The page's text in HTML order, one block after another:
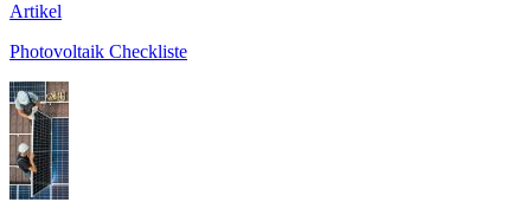
Artikel
Photovoltaik Checkliste